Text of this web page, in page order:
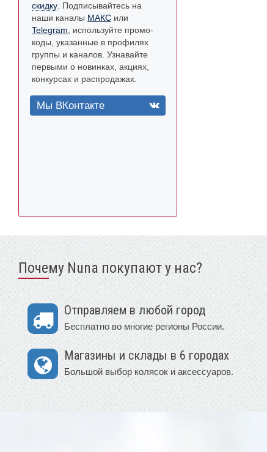
скидку . Подписывайтесь на
наши каналы МАКС или
Telegram , используйте промо-
коды, указанные в профилях
группы и каналов. Узнавайте
первыми о новинках, акциях,
конкурсах и распродажах.
Мы ВКонтакте
Почему Nuna покупают у нас?
Отправляем в любой город
Бесплатно во многие регионы России.
Магазины и склады в 6 городах
Большой выбор колясок и аксессуаров.